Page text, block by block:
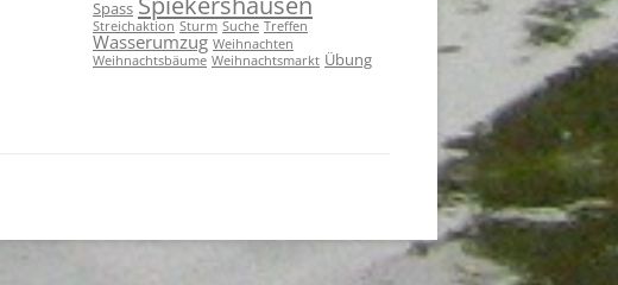
Spass
Streichaktion Sturm Suche Treffen
Wasserumzug Weihnachten
Weihnachtsbäume Weihnachtsmarkt Übung